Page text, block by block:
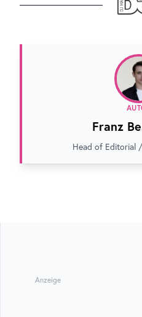
Franz
Head of Editorial
Anzeige